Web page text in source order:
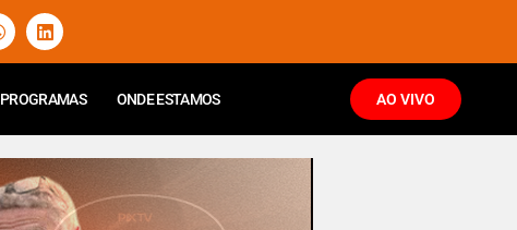
PROGRAMAS ONDE ESTAMOS AO VIVO